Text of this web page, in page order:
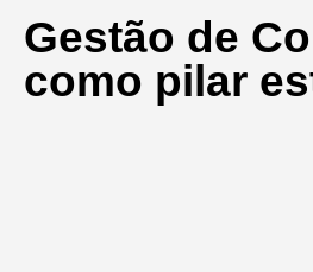
Gestão de
como pilar